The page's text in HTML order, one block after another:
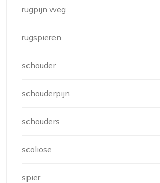
rugpijn weg
rugspieren
schouder
schouderpijn
schouders
scoliose
spier